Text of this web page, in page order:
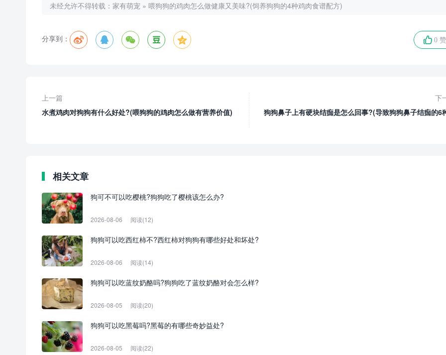
未经允许不得转载： 家有萌宠 » 喂狗狗的鸡肉怎么做健康又美味?(饲养狗狗的4种鸡肉食谱配方)
分享到： 0 赞
上一篇
水煮鸡肉对狗狗有什么好处?(喂狗狗的鸡肉怎么做有营养价值)
下
狗狗鼻子上有硬块结痂是怎么回事?(导致狗狗鼻子结痂的6
相关文章
狗可不可以吃樱桃?狗狗吃了樱桃该怎么办?
2026-08-06 阅读(12)
狗狗可以吃西红柿不?西红柿对狗狗有哪些好处和坏处?
2026-08-06 阅读(14)
狗狗可以吃蓝纹奶酪吗?狗狗吃了蓝纹奶酪对会怎么样?
2026-08-05 阅读(20)
狗狗可以吃黑莓吗?黑莓的有哪些奇妙益处?
2026-08-05 阅读(22)